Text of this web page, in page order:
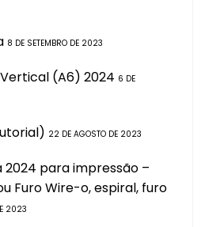
8 DE SETEMBRO DE 2023
(A6) 2024 6 DE
22 DE AGOSTO DE 2023
2024 para impressão –
Furo Wire-o, espiral, furo
2023